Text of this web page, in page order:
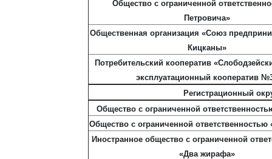
Общество с ограниченной
Петровича»
Общественная организация «Союз
Кицканы»
Потребительский кооператив
эксплуатационный кооператив
Регистрационный
Общество с ограниченной
Общество с ограниченной ответственностью
Иностранное общество с ограниченной
«Два жирафа»